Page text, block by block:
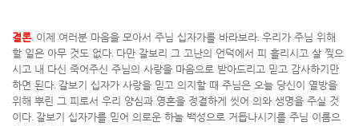
결론. 이제 여러분 마음을 모아서 주님 십자가를 바라보라. 우리가 주님 위해
할 일은 아무 것도 없다. 다만 갈보리 그 고난의 언덕에서 피 흘리시고 살 찢으
시고 내 다신 죽어주신 주님의 사랑을 마음으로 받아드리고 믿고 감사하기만
하면 된다. 갈보기 십자가 사랑을 믿고 의지할 때 주님은 오늘 당신이 열방을
위해 뿌린 그 피로서 우리 양심과 영혼을 정결하게 씻어 의와 생명을 주실 것
이다. 갈보기 십자가를 믿어 의로운 하늘 백성으로 거듭나시기를 주님 이름으